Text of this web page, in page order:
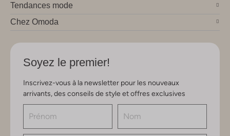
Tendances mode
Chez Omoda
Soyez le premier!
Inscrivez-vous à la newsletter pour les nouveaux
arrivants, des conseils de style et offres exclusives